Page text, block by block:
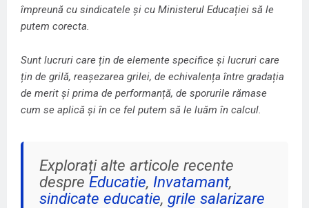
împreună cu sindicatele și cu Ministerul Educației să le
putem corecta.
Sunt lucruri care țin de elemente specifice și lucruri care
țin de grilă, reașezarea grilei, de echivalența între gradația
de merit și prima de performanță, de sporurile rămase
cum se aplică și în ce fel putem să le luăm în calcul.
Explorați alte articole recente
despre Educatie, Invatamant,
sindicate educatie, grile salarizare